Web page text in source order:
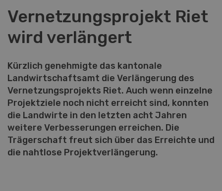
Vernetzungsprojekt Riet
wird verlängert
Kürzlich genehmigte das kantonale
Landwirtschaftsamt die Verlängerung des
Vernetzungsprojekts Riet. Auch wenn einzelne
Projektziele noch nicht erreicht sind, konnten
die Landwirte in den letzten acht Jahren
weitere Verbesserungen erreichen. Die
Trägerschaft freut sich über das Erreichte und
die nahtlose Projektverlängerung.